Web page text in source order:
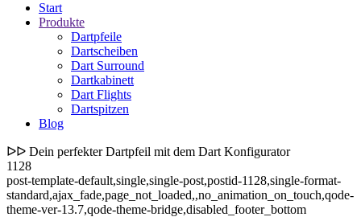
Start
Produkte
Dartpfeile
Dartscheiben
Dart Surround
Dartkabinett
Dart Flights
Dartspitzen
Blog
ᐅᐅ Dein perfekter Dartpfeil mit dem Dart Konfigurator
1128
post-template-default,single,single-post,postid-1128,single-format-
standard,ajax_fade,page_not_loaded,,no_animation_on_touch,qode-
theme-ver-13.7,qode-theme-bridge,disabled_footer_bottom